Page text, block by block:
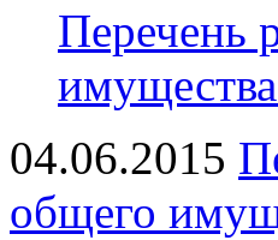
Перечень
04.06.2015
общего